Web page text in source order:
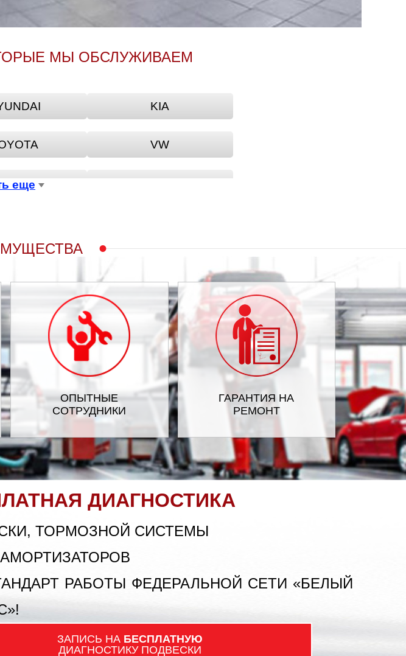
МЫ ОБСЛУЖИВАЕМ
BESTURN (FAW)
DACIA DAEWOO
DODGE
USA GAZ
WALL HAVAL
IRAN KHODRO (IKCO)
KIA
LIFAN
MINI MITSUBISHI
ROVER
VW
еще
ОПЫТНЫЕ
СОТРУДНИКИ
ГАРАНТИЯ НА
РЕМОНТ
ДИАГНОСТИКА
ТОРМОЗНОЙ СИСТЕМЫ
РАБОТЫ ФЕДЕРАЛЬНОЙ СЕТИ «БЕЛЫЙ
ЗАПИСЬ НА БЕСПЛАТНУЮ
ДИАГНОСТИКУ ПОДВЕСКИ